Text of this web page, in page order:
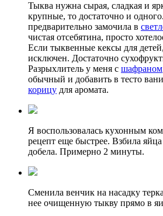
Тыква нужна сырая, сладкая и
крупные, то достаточно и
предварительно замочила в
чистая отсебятина, просто
Если тыквенные кексы для
исключен. Достаточно
Разрыхлитель у меня с шафраном
обычный и добавить в тесто
корицу для аромата.
Я воспользовалась кухонным
рецепт еще быстрее. Взбила
добела. Примерно 2 минуты.
Сменила венчик на насадку
нее очищенную тыкву прямо в